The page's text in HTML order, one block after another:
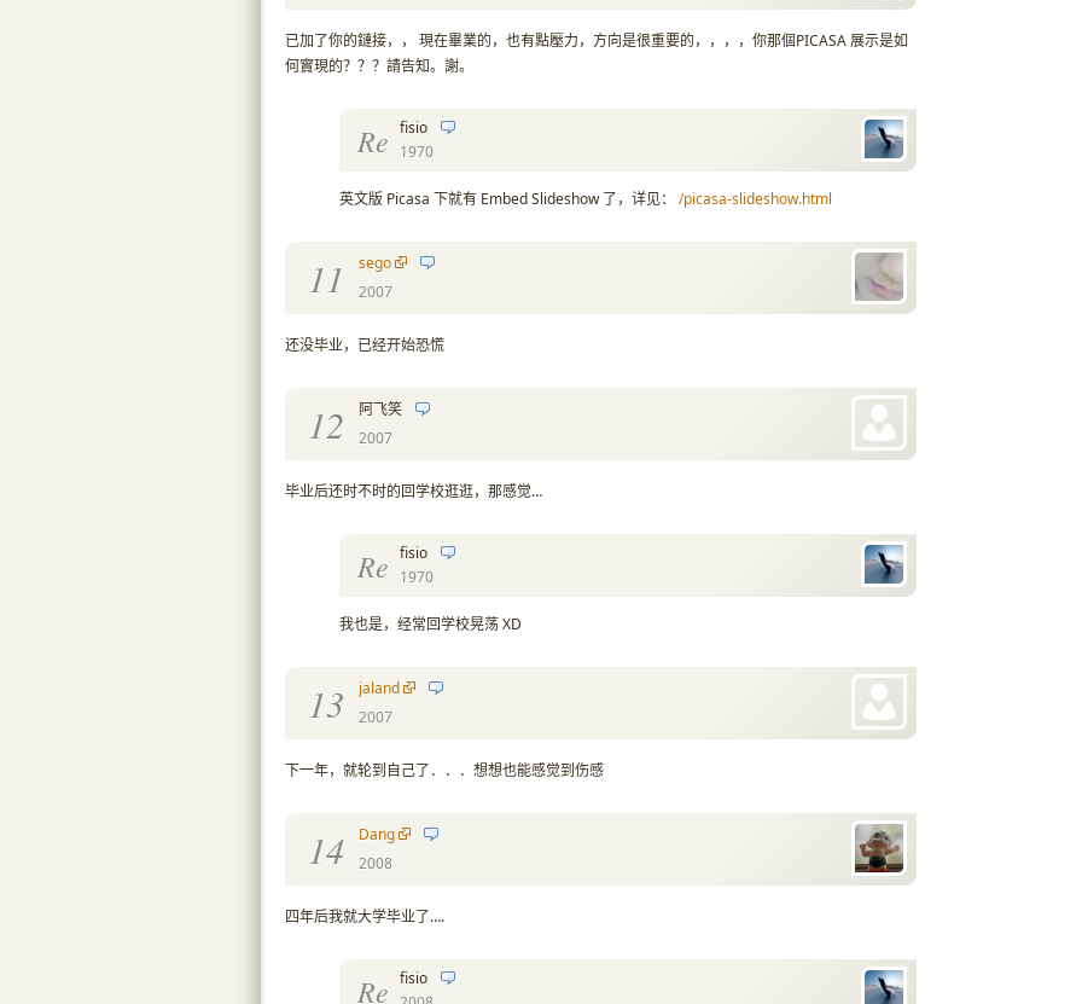
已加了你的鏈接，， 現在畢業的，也有點壓力，方向是很重要的，，，，你那個PICASA 展示是如
何實現的？？？請告知。謝。
Re fisio
1970
英文版 Picasa 下就有 Embed Slideshow 了，详见： /picasa-slideshow.html
11
sego
2007
还没毕业，已经开始恐慌
12
阿飞笑
2007
毕业后还时不时的回学校逛逛，那感觉…
Re fisio
1970
我也是，经常回学校晃荡 XD
13
jaland
2007
下一年，就轮到自己了．．．想想也能感觉到伤感
14
Dang
2008
四年后我就大学毕业了….
Re fisio